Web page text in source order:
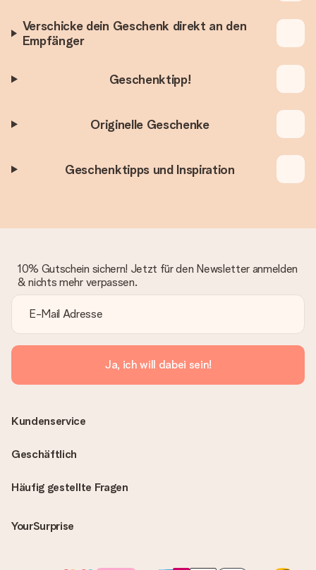
Verschicke dein Geschenk direkt an den
Empfänger
Geschenktipp!
Originelle Geschenke
Geschenktipps und Inspiration
10% Gutschein sichern! Jetzt für den Newsletter anmelden
& nichts mehr verpassen.
Ja, ich will dabei sein!
Häufig gestellte Fragen
YourSurprise
Kundenservice
Geschäftlich